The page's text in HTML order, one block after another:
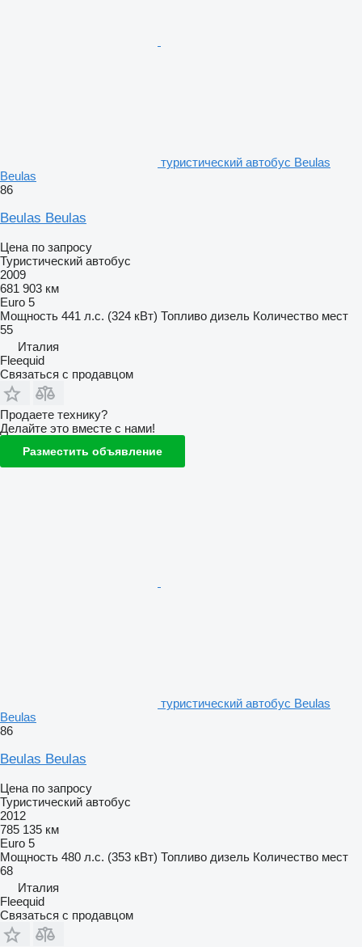
туристический автобус Beulas
Beulas
86
Beulas Beulas
Цена по запросу
Туристический автобус
2009
681 903 км
Euro 5
Мощность 441 л.с. (324 кВт) Топливо дизель Количество мест
55
Италия
Fleequid
Связаться с продавцом
Продаете технику?
Делайте это вместе с нами!
Разместить объявление
туристический автобус Beulas
Beulas
86
Beulas Beulas
Цена по запросу
Туристический автобус
2012
785 135 км
Euro 5
Мощность 480 л.с. (353 кВт) Топливо дизель Количество мест
68
Италия
Fleequid
Связаться с продавцом